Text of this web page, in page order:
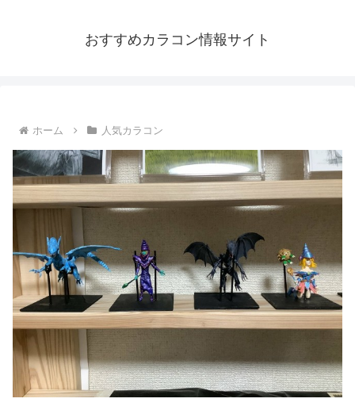
おすすめカラコン情報サイト
ホーム 人気カラコン